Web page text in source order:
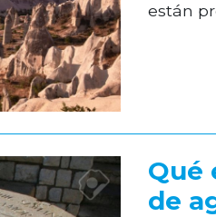
están
Qué
de